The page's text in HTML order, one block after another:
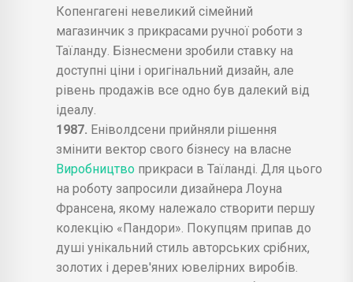
Копенгагені невеликий сімейний
магазинчик з прикрасами ручної роботи з
Таїланду. Бізнесмени зробили ставку на
доступні ціни і оригінальний дизайн, але
рівень продажів все одно був далекий від
ідеалу.
1987. Еніволдсени прийняли рішення
змінити вектор свого бізнесу на власне
Виробництво прикраси в Таїланді. Для цього
на роботу запросили дизайнера Лоуна
Франсена, якому належало створити першу
колекцію «Пандори». Покупцям припав до
душі унікальний стиль авторських срібних,
золотих і дерев'яних ювелірних виробів.